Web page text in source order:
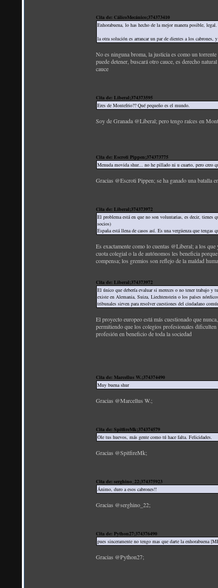
Cita de: CálicoMecánico;374373410
Enhorabuena, lo has hecho de la mejor manera posible, legal.
la otra solución es arrancar un par de dientes a los cabrones,
No es ninguna broma, la justicia es como un
puede detener, buscará otro cauce, es derecho
cauce
Cita de: Liberal;374373595
Eres de Montefrio?? Qué pequeño es el mundo.
Soy de Granada @Liberal; pero tengo raíces en
Cita de: Escroti Pippen;374373775
Menuda movida shur... no he pillado ni u cuarto, pero creo
Gracias @Escroti Pippen; se ha ganado una batalla
Cita de: Liberal;374373972
El problema está en que no son voluntarias, es decir, tienes
socios)
España está llena de casos así. Es una vergüenza que
Es exactamente como lo cuentas @Liberal; a los
cuota colegial o la de autónomos les beneficia
compensa; los gremios son reflejo de la maldad
Cita de: Liberal;374373972
El único que debería evaluar si mereces o no tener trabajo y
existe en Alemania, Suiza, Liechtenstein o los países
tribunales sirven para resolver cuestiones del ciudadano
El proyecto europeo está más cuestionado que
permitiendo que los colegios profesionales
profesión en beneficio de toda la sociedad
Cita de: Marcellus W.;374374490
Muy buena shur
Gracias @Marcellus W.;
Cita de: SpitfireMk;374374579
Ole tus huevos, más gente como tú hace falta. Felicidades.
Gracias @SpitfireMk;
Cita de: serghino_22;374375923
Ánimo, duro a esos cabrones!!
Gracias @serghino_22;
Cita de: Python27;374376490
pues sinceramente no tengo mas que darte la enhorabuena
Gracias @Python27;